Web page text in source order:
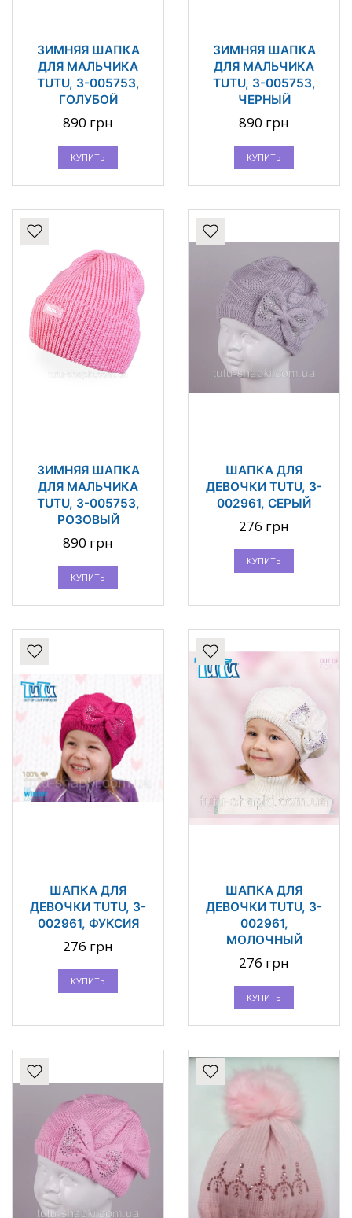
ЗИМНЯЯ ШАПКА
ДЛЯ МАЛЬЧИКА
TUTU, 3-005753,
ГОЛУБОЙ
890 грн
КУПИТЬ
ЗИМНЯЯ ШАПКА
ДЛЯ МАЛЬЧИКА
TUTU, 3-005753,
ЧЕРНЫЙ
890 грн
КУПИТЬ
ЗИМНЯЯ ШАПКА
ДЛЯ МАЛЬЧИКА
TUTU, 3-005753,
РОЗОВЫЙ
890 грн
КУПИТЬ
ШАПКА ДЛЯ
ДЕВОЧКИ TUTU, 3-
002961, СЕРЫЙ
276 грн
КУПИТЬ
ШАПКА ДЛЯ
ДЕВОЧКИ TUTU, 3-
002961, ФУКСИЯ
276 грн
КУПИТЬ
ШАПКА ДЛЯ
ДЕВОЧКИ TUTU, 3-
002961,
МОЛОЧНЫЙ
276 грн
КУПИТЬ